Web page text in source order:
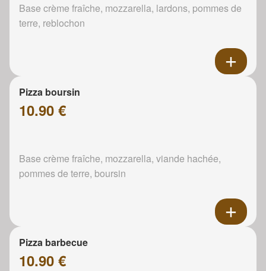
Base crème fraîche, mozzarella, lardons, pommes de
terre, reblochon
Pizza boursin
10.90 €
Base crème fraîche, mozzarella, viande hachée,
pommes de terre, boursin
Pizza barbecue
10.90 €